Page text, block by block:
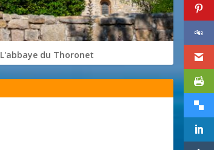
L'abbaye du Thoronet